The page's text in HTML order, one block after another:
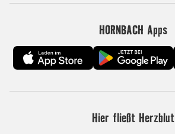
HORNBACH Apps
Hier fließt Herzblut